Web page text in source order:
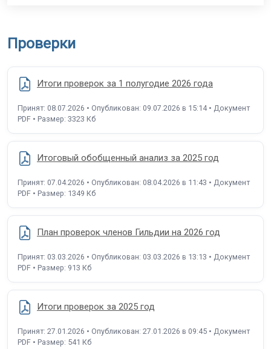
Проверки
Итоги проверок за 1 полугодие 2026 года
Принят: 08.07.2026 • Опубликован: 09.07.2026 в 15:14 • Документ
PDF • Размер: 3323 Кб
Итоговый обобщенный анализ за 2025 год
Принят: 07.04.2026 • Опубликован: 08.04.2026 в 11:43 • Документ
PDF • Размер: 1349 Кб
План проверок членов Гильдии на 2026 год
Принят: 03.03.2026 • Опубликован: 03.03.2026 в 13:13 • Документ
PDF • Размер: 913 Кб
Итоги проверок за 2025 год
Принят: 27.01.2026 • Опубликован: 27.01.2026 в 09:45 • Документ
PDF • Размер: 541 Кб